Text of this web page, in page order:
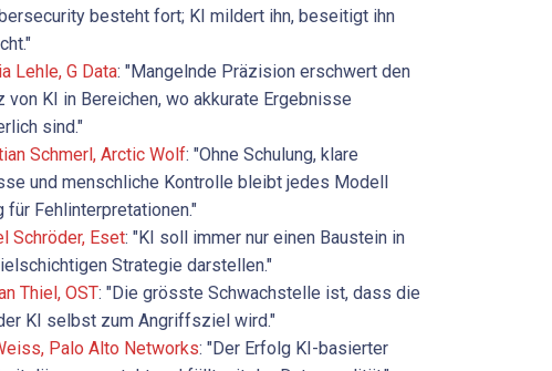
besteht fort; KI mildert ihn, beseitigt ihn
Lehle, G Data: "Mangelnde Präzision erschwert den
von KI in Bereichen, wo akkurate Ergebnisse
sind."
Schmerl, Arctic Wolf: "Ohne Schulung, klare
und menschliche Kontrolle bleibt jedes Modell
für Fehlinterpretationen."
Schröder, Eset: "KI soll immer nur einen Baustein in
Strategie darstellen."
Thiel, OST: "Die grösste Schwachstelle ist, dass die
KI selbst zum Angriffsziel wird."
Palo Alto Networks: "Der Erfolg KI-basierter